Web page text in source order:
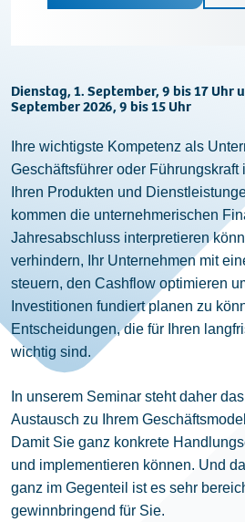
Dienstag, 1. September, 9 bis 17 Uhr
September 2026, 9 bis 15 Uhr
Ihre wichtigste Kompetenz als
Geschäftsführer oder Führungskraft
Ihren Produkten und
kommen die unternehmerischen
Jahresabschluss interpretieren
verhindern, Ihr Unternehmen mit
steuern, den Cashflow optimieren
Investitionen fundiert planen zu
Entscheidungen, die für Ihren
wichtig sind.
In unserem Seminar steht daher
Austausch zu Ihrem
Damit Sie ganz konkrete
und implementieren können. Und
ganz im Gegenteil ist es sehr
gewinnbringend für Sie.